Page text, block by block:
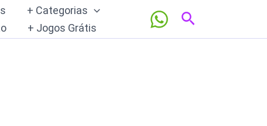
+ Categorias
+ Jogos Grátis
Pesquisar